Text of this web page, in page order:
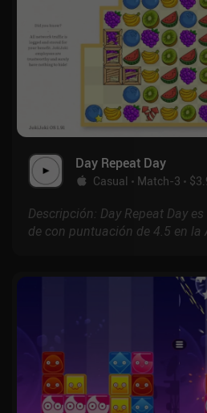
Day Repeat Day
Casual Match-3
Descripción: Day Repeat Day
de con puntuación de 4.5 en